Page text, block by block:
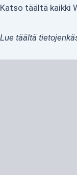
Katso täältä kaikki
Lue täältä